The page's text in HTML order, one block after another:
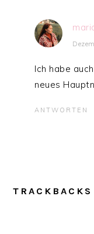
Ich habe
neues
ANTWORTEN
TRACKBACKS